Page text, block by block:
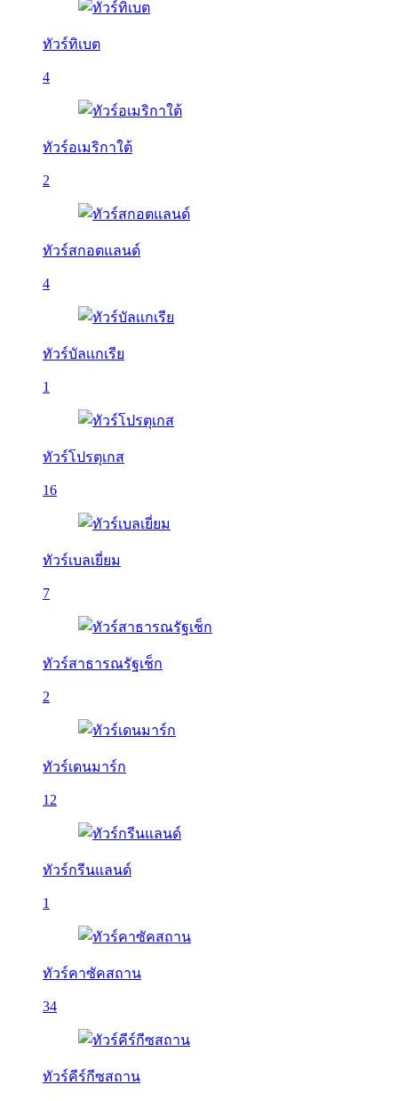
ทัวร์ทิเบต
4
ทัวร์อเมริกาใต้
2
ทัวร์สกอตแลนด์
4
ทัวร์บัลเเกเรีย
1
ทัวร์โปรตุเกส
16
ทัวร์เบลเยี่ยม
7
ทัวร์สาธารณรัฐเช็ก
2
ทัวร์เดนมาร์ก
12
ทัวร์กรีนแลนด์
1
ทัวร์คาซัคสถาน
34
ทัวร์คีร์กีซสถาน